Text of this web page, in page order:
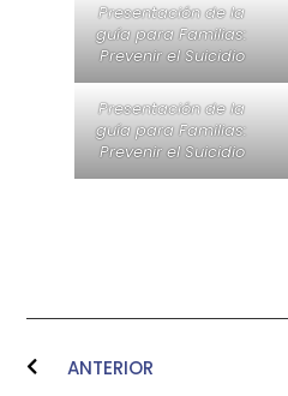
Presentación de la
guía para Familias:
Prevenir el Suicidio
Presentación de la
guía para Familias:
Prevenir el Suicidio
ANTERIOR